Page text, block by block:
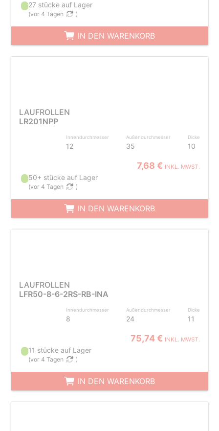
27 stücke auf Lager
(vor 4 Tagen )
IN DEN WARENKORB
LAUFROLLEN
LR201NPP
Innendurchmesser
12
Außendurchmesser
35
Dicke
10
7,68 € INKL. MWST.
50+ stücke auf Lager
(vor 4 Tagen )
IN DEN WARENKORB
LAUFROLLEN
LFR50-8-6-2RS-RB-INA
Innendurchmesser
8
Außendurchmesser
24
Dicke
11
75,74 € INKL. MWST.
11 stücke auf Lager
(vor 4 Tagen )
IN DEN WARENKORB